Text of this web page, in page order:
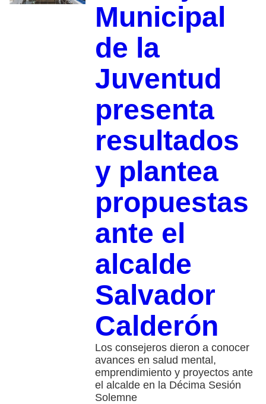
Municipal
de la
Juventud
presenta
resultados
y plantea
propuestas
ante el
alcalde
Salvador
Calderón
Los consejeros dieron a conocer
avances en salud mental,
emprendimiento y proyectos ante
el alcalde en la Décima Sesión
Solemne